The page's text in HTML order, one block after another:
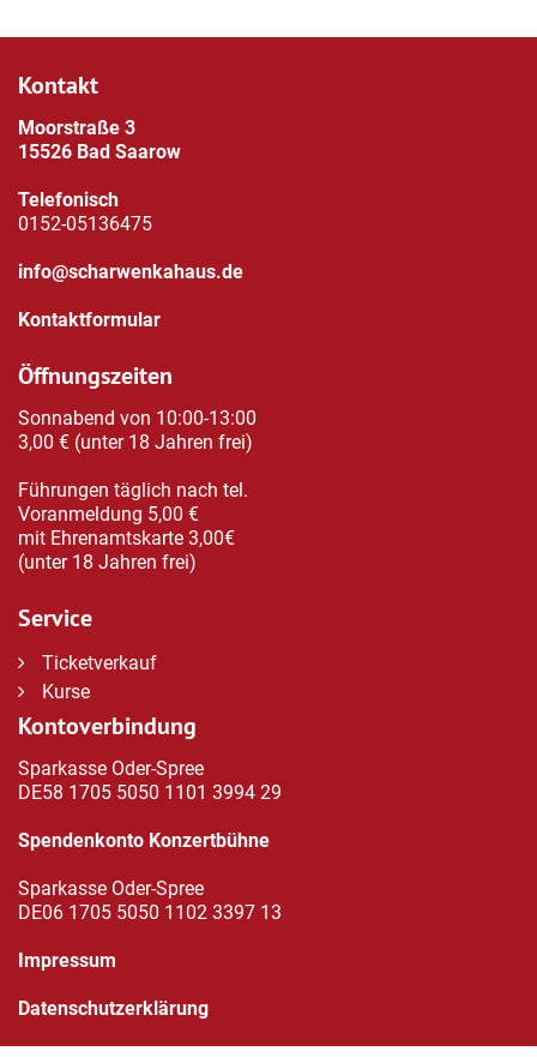
Kontakt
Moorstraße 3
15526 Bad Saarow
Telefonisch
0152-05136475
info@scharwenkahaus.de
Kontaktformular
Öffnungszeiten
Sonnabend von 10:00-13:00
3,00 € (unter 18 Jahren frei)
Führungen täglich nach tel.
Voranmeldung 5,00 €
mit Ehrenamtskarte 3,00€
(unter 18 Jahren frei)
Service
Ticketverkauf
Kurse
Kontoverbindung
Sparkasse Oder-Spree
DE58 1705 5050 1101 3994 29
Spendenkonto Konzertbühne
Sparkasse Oder-Spree
DE06 1705 5050 1102 3397 13
Impressum
Datenschutzerklärung